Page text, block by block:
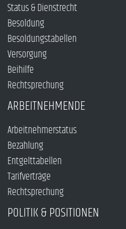
Status & Dienstrecht
Besoldung
Besoldungstabellen
Versorgung
Beihilfe
Rechtsprechung
ARBEITNEHMENDE
Arbeitnehmerstatus
Bezahlung
Entgelttabellen
Tarifverträge
Rechtsprechung
POLITIK & POSITIONEN